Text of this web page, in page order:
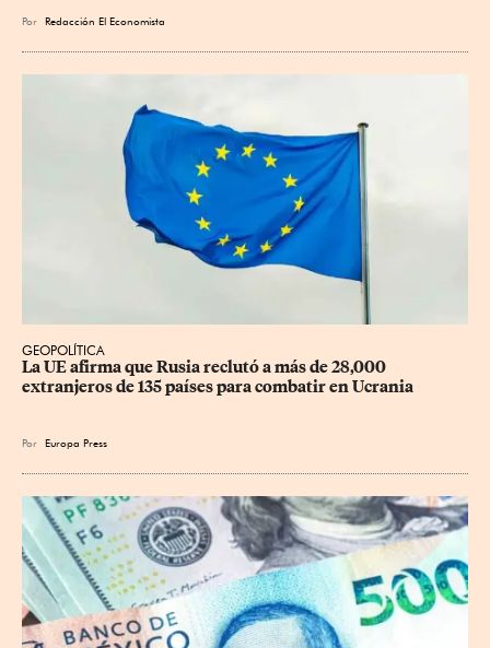
Por Redacción El Economista
GEOPOLÍTICA
La UE afirma que Rusia reclutó a más de 28,000
extranjeros de 135 países para combatir en Ucrania
Por Europa Press